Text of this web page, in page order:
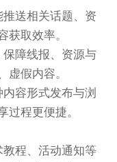
送相关话题、资
获取效率。
障线报、资源与
虚假内容。
容形式发布与浏
过程更便捷。
程、活动通知等